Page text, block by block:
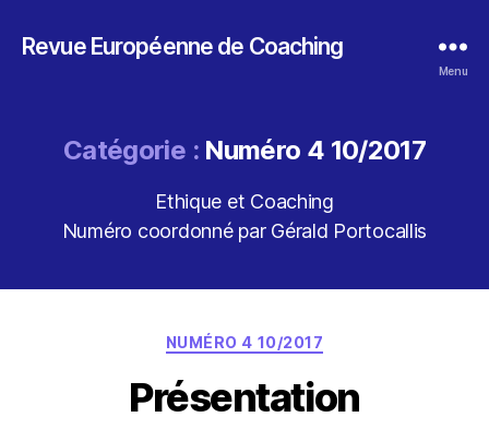
Revue Européenne de Coaching
Menu
Catégorie : Numéro 4 10/2017
Ethique et Coaching
Numéro coordonné par Gérald Portocallis
Catégories
NUMÉRO 4 10/2017
Présentation